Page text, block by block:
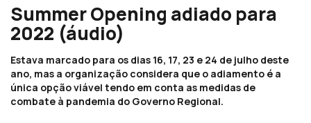
Summer Opening adiado para
2022 (áudio)
Estava marcado para os dias 16, 17, 23 e 24 de julho deste
ano, mas a organização considera que o adiamento é a
única opção viável tendo em conta as medidas de
combate à pandemia do Governo Regional.